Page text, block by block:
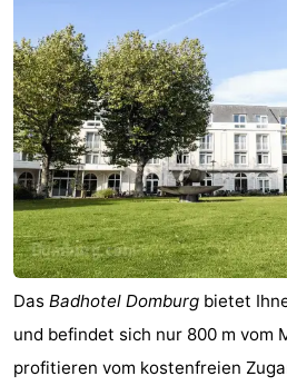
Das Badhotel Domburg bietet
und befindet sich nur 800 m vom
profitieren vom kostenfreien